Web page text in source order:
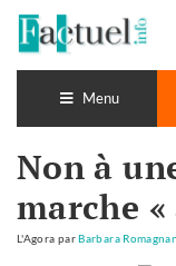
contenu
Menu
Non à
marche «
L'Agora parBarbara Romagnan